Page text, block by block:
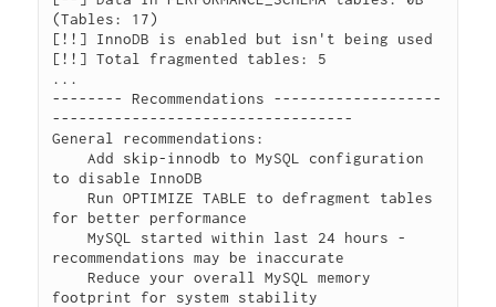
(Tables: 17)
[!!] InnoDB is enabled but isn't being used
[!!] Total fragmented tables: 5
...
-------- Recommendations -------------------
----------------------------------
General recommendations:
    Add skip-innodb to MySQL configuration
to disable InnoDB
    Run OPTIMIZE TABLE to defragment tables
for better performance
    MySQL started within last 24 hours -
recommendations may be inaccurate
    Reduce your overall MySQL memory
footprint for system stability